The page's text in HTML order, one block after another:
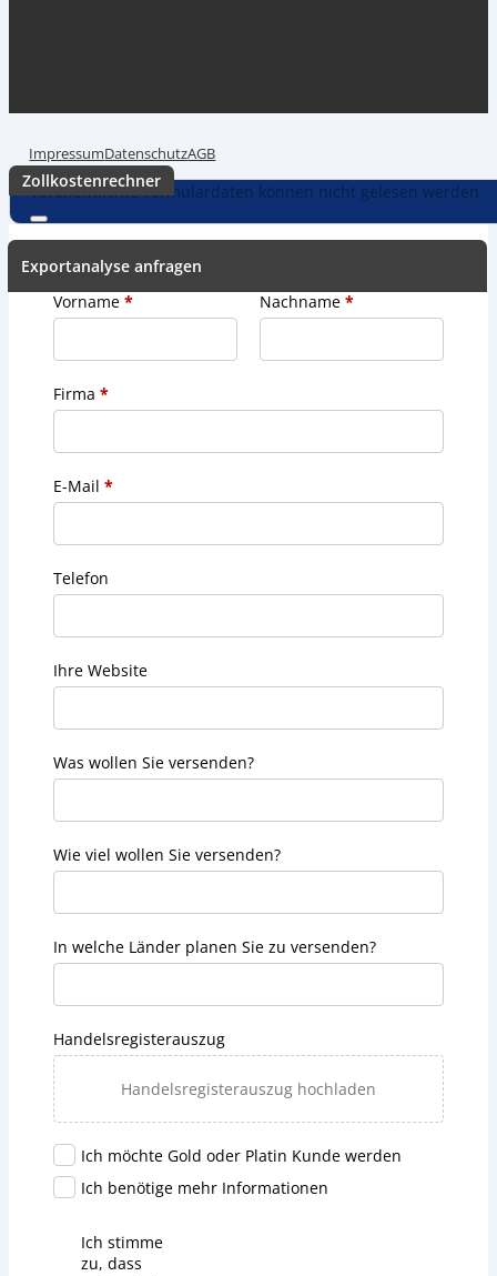
ImpressumDatenschutzAGB
Zollkostenrechner
Veröffentlichte Formulardaten können nicht gelesen werden
Exportanalyse anfragen
Vorname * Nachname *
Firma *
E-Mail *
Telefon
Ihre Website
Was wollen Sie versenden?
Wie viel wollen Sie versenden?
In welche Länder planen Sie zu versenden?
Handelsregisterauszug
Handelsregisterauszug hochladen
Ich möchte Gold oder Platin Kunde werden
Ich benötige mehr Informationen
Ich stimme
zu, dass